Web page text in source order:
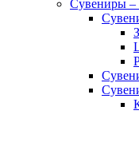
Сувениры